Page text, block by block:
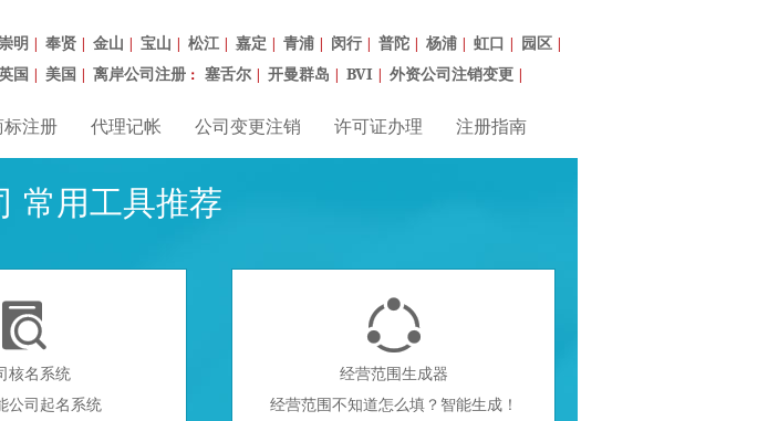
明 | 奉贤 | 金山 | 宝山 | 松江 | 嘉定 | 青浦 | 闵行 | 普陀 | 杨浦 | 虹口 | 园区 |
国 | 美国 | 离岸公司注册 ： 塞舌尔 | 开曼群岛 | BVI | 外资公司注销变更 |
标注册 代理记帐 公司变更注销 许可证办理 注册指南
常用工具推荐

核名系统
公司起名系统

经营范围生成器
经营范围不知道怎么填？智能生成！